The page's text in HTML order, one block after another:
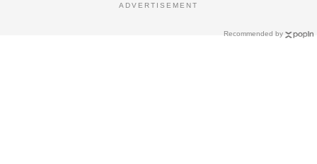
Recommended by
ADVERTISEMENT